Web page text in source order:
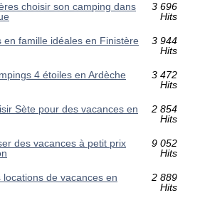
choisir son camping dans
3 696
Hits
en famille idéales en Finistère
3 944
Hits
4 étoiles en Ardèche
3 472
Hits
Sète pour des vacances en
2 854
Hits
des vacances à petit prix
9 052
Hits
locations de vacances en
2 889
Hits